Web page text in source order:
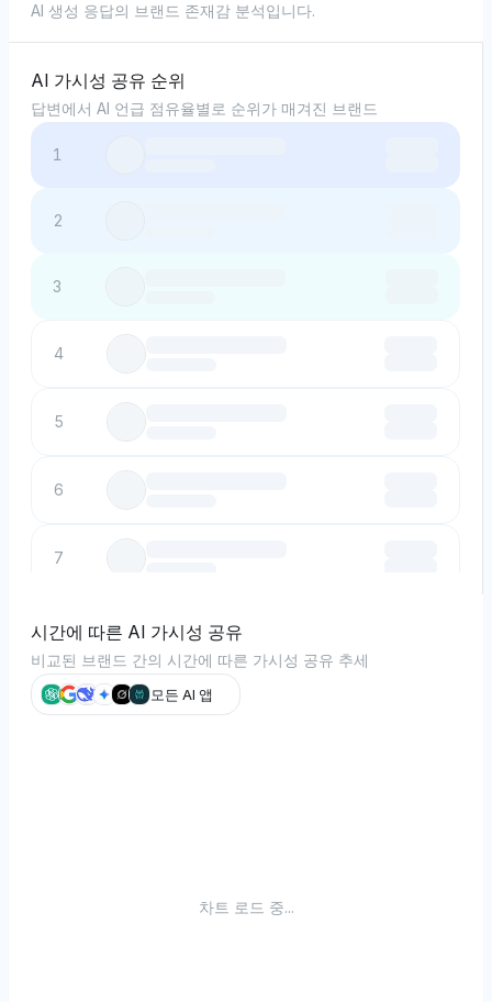
AI 생성 응답의 브랜드 존재감 분석입니다.
AI 가시성 공유 순위
답변에서 AI 언급 점유율별로 순위가 매겨진 브랜드
1
2
3
4
5
6
7
8
9
시간에 따른 AI 가시성 공유
비교된 브랜드 간의 시간에 따른 가시성 공유 추세
모든 AI 앱
차트 로드 중...